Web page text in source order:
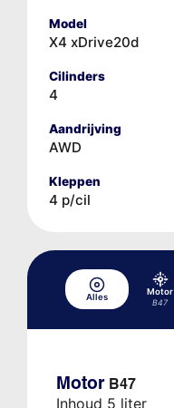
Model
X4 xDrive20d
Cilinders
4
Aandrijving
AWD
Kleppen
4 p/cil
Alles
Motor
B47
Motor B47
Inhoud 5 liter